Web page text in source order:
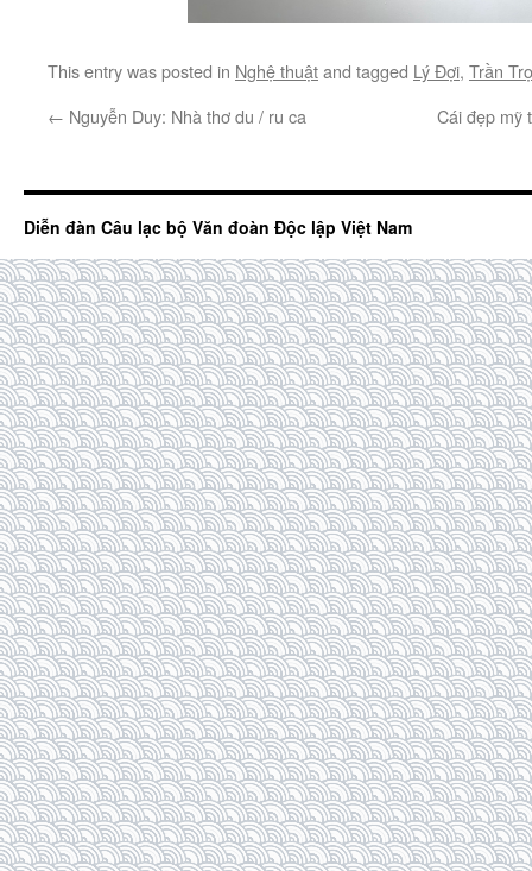
This entry was posted in Nghệ thuậtand tagged Lý Đợi, Trần
← Nguyễn Duy: Nhà thơ du / ru ca Cái đẹp mỹ
Diễn đàn Câu lạc bộ Văn đoàn Độc lập Việt Nam